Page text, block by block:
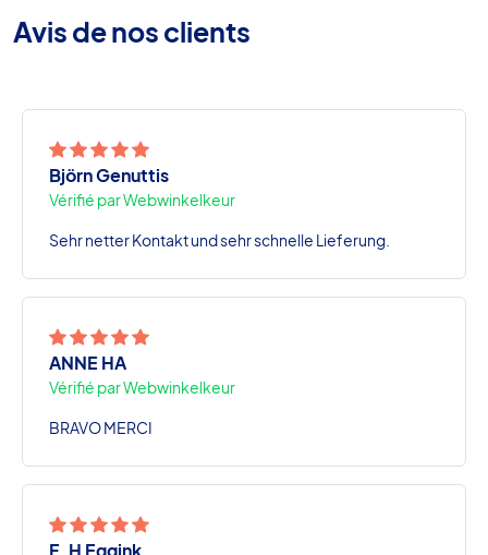
Avis de nos clients
Björn Genuttis
Vérifié par Webwinkelkeur
Sehr netter Kontakt und sehr schnelle Lieferung.
ANNE HA
Vérifié par Webwinkelkeur
BRAVO MERCI
F. H Eggink